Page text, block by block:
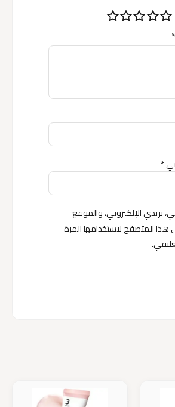
*
*
بريدي الإلكتروني، والموقع
هذا المتصفح لاستخدامها المرة